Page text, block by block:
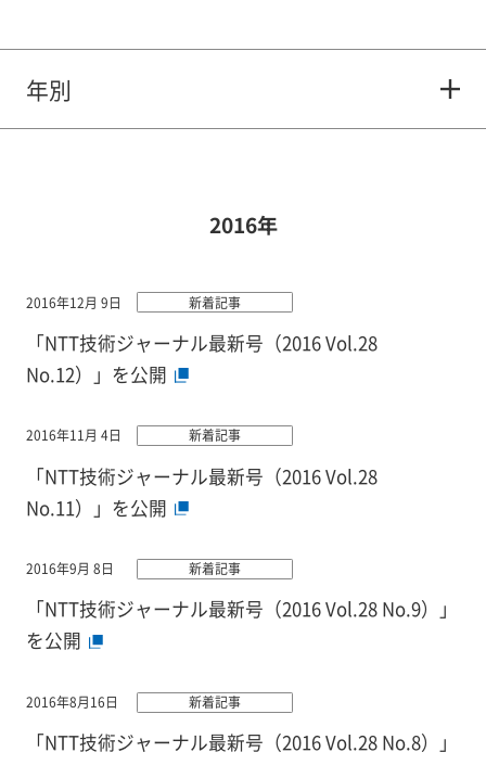
年別
2016年
2016年12月 9日 新着記事
「NTT技術ジャーナル最新号（2016 Vol.28
No.12）」を公開
2016年11月 4日 新着記事
「NTT技術ジャーナル最新号（2016 Vol.28
No.11）」を公開
2016年9月 8日 新着記事
「NTT技術ジャーナル最新号（2016 Vol.28 No.9）」
を公開
2016年8月16日 新着記事
「NTT技術ジャーナル最新号（2016 Vol.28 No.8）」